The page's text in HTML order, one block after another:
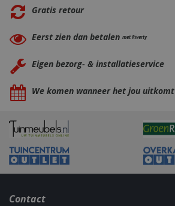
Gratis retour
Eerst zien dan betalen met Riverty
Eigen bezorg- & installatieservice
We komen wanneer het jou uitkomt
Contact